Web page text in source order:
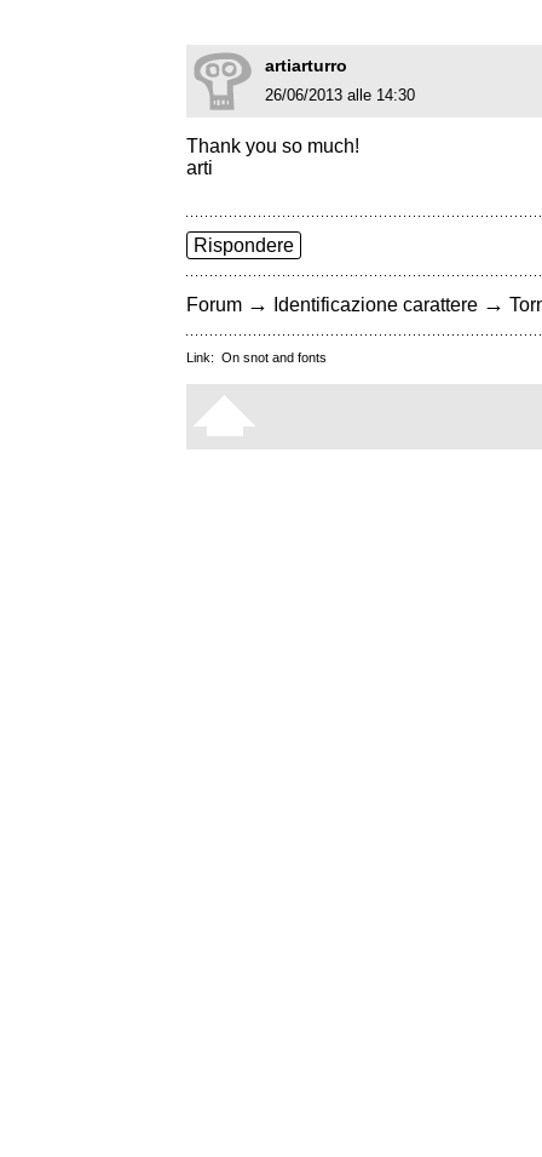
artiarturro
26/06/2013 alle 14:30
Thank you so much!
arti
Rispondere
Forum → Identificazione carattere →
Link: On snot and fonts